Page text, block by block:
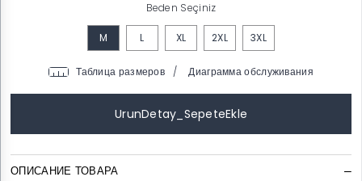
Beden Seçiniz
M L XL 2XL 3XL
/
ОПИСАНИЕ ТОВАРА